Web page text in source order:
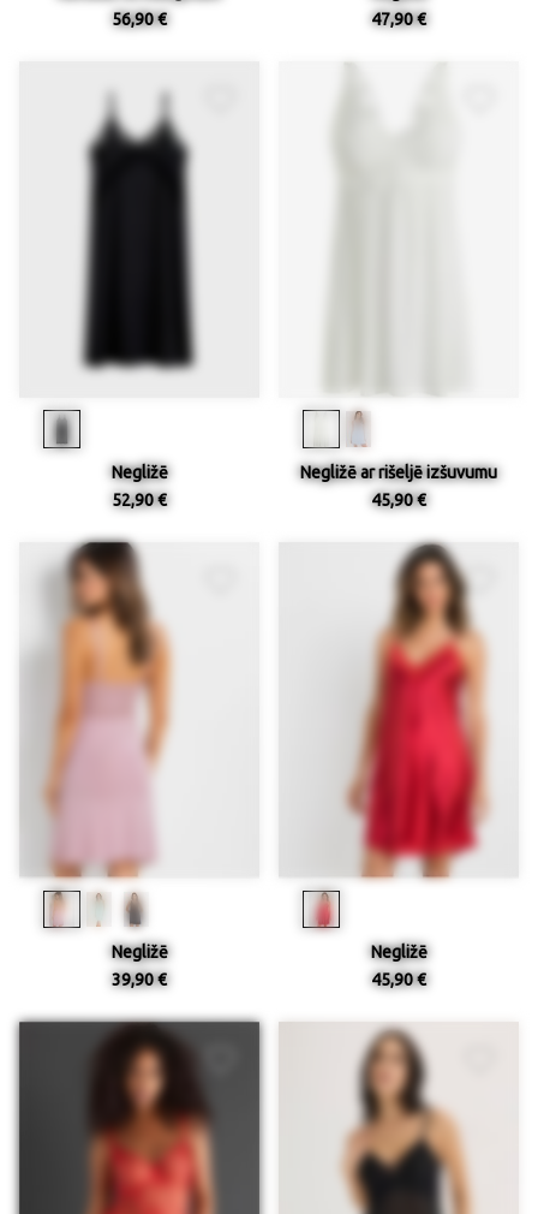
56,90 €
47,90 €
Negližē
52,90 €
Negližē ar rišeljē izšuvumu
45,90 €
Negližē
39,90 €
Negližē
45,90 €